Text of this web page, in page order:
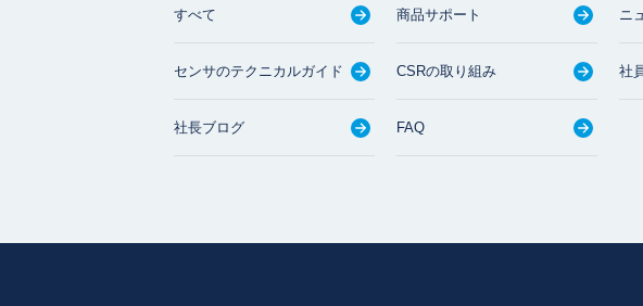
すべて 商品サポート ニ
センサのテクニカルガイド CSRの取り組み 社
社長ブログ FAQ